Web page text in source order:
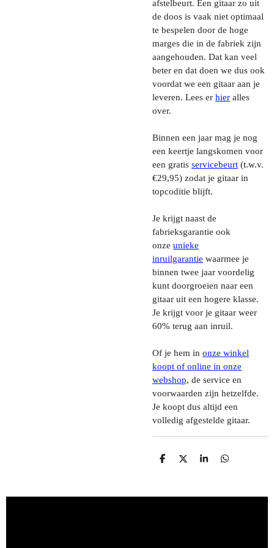
afstelbeurt. Een gitaar zo uit
de doos is vaak niet optimaal
te bespelen door de hoge
marges die in de fabriek zijn
aangehouden. Dat kan veel
beter en dat doen we dus ook
voordat we een gitaar aan je
leveren. Lees er hier alles
over.
Binnen een jaar mag je nog
een keertje langskomen voor
een gratis servicebeurt (t.w.v.
€29,95) zodat je gitaar in
topcoditie blijft.
Je krijgt naast de
fabrieksgarantie ook
onze unieke
inruilgarantie waarmee je
binnen twee jaar voordelig
kunt doorgroeien naar een
gitaar uit een hogere klasse.
Je krijgt voor je gitaar weer
60% terug aan inruil.
Of je hem in onze winkel
koopt of online in onze
webshop, de service en
voorwaarden zijn hetzelfde.
Je koopt dus altijd een
volledig afgestelde gitaar.
D
N
D
S
E
D
N